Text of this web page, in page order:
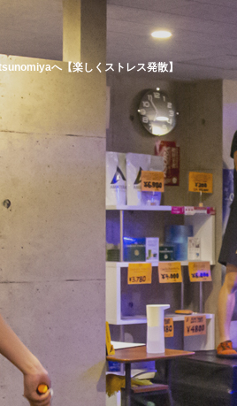
へ【楽しくストレス発散】